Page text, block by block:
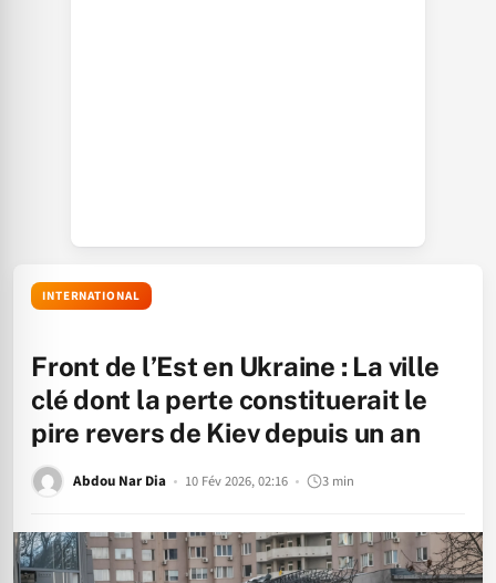
INTERNATIONAL
Front de l’Est en Ukraine : La ville
clé dont la perte constituerait le
pire revers de Kiev depuis un an
Abdou Nar Dia 10 Fév 2026, 02:16 3 min